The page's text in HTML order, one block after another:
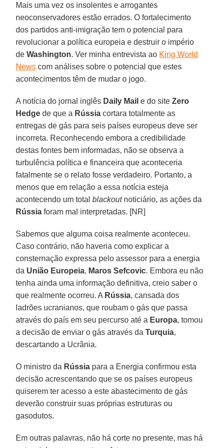
Mais uma vez os insolentes e arrogantes
neoconservadores estão errados. O fortalecimento
dos partidos anti-imigração tem o potencial para
revolucionar a política europeia e destruir o império
deWashington. Ver minha entrevista ao King World
News com análises sobre o potencial que estes
acontecimentos têm de mudar o jogo.
A notícia do jornal inglês Daily Mail e do siteZero
Hedge de que a Rússia cortara totalmente as
entregas de gás para seis países europeus deve ser
incorreta. Reconhecendo embora a credibilidade
destas fontes bem informadas, não se observa a
turbulência política e financeira que aconteceria
fatalmente se o relato fosse verdadeiro. Portanto, a
menos que em relação a essa notícia esteja
acontecendo um totalblackoutnoticiário, as ações da
Rússia foram mal interpretadas. [NR]
Sabemos que alguma coisa realmente aconteceu.
Caso contrário, não haveria como explicar a
consternação expressa pelo assessor para a energia
da União Europeia, Maros Sefcovic. Embora eu não
tenha ainda uma informação definitiva, creio saber o
que realmente ocorreu. A Rússia, cansada dos
ladrões ucranianos, que roubam o gás que passa
através do país em seu percurso até a Europa, tomou
a decisão de enviar o gás através daTurquia,
descartando a Ucrânia.
O ministro da Rússia para a Energia confirmou esta
decisão acrescentando que se os países europeus
quiserem ter acesso a este abastecimento de gás
deverão construir suas próprias estruturas ou
gasodutos.
Em outras palavras, não há corte no presente, mas há